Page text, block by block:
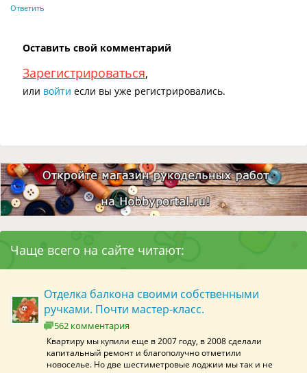
Ответить
Оставить свой комментарий
Зарегистрироваться,
или войти если вы уже регистрировались.
Чаще всего на сайте читают:
Отделка балкона своими собственными
ручками. Почти мастер-класс.
562 комментария
Квартиру мы купили еще в 2007 году, в 2008 сделали
капитальный ремонт и благополучно отметили
новоселье. Но две шестиметровые лоджии мы так и не